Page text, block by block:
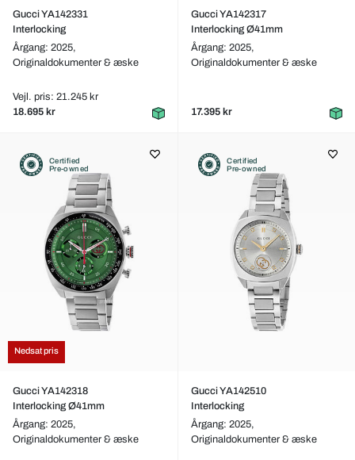
Gucci YA142331
Interlocking
Årgang: 2025,
Originaldokumenter & æske
Vejl. pris: 21.245 kr
18.695 kr
Gucci YA142317
Interlocking Ø41mm
Årgang: 2025,
Originaldokumenter & æske
17.395 kr
Certified
Pre-owned
Nedsat pris
Gucci YA142318
Interlocking Ø41mm
Årgang: 2025,
Originaldokumenter & æske
Certified
Pre-owned
Gucci YA142510
Interlocking
Årgang: 2025,
Originaldokumenter & æske